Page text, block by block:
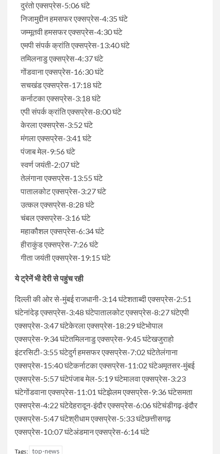
दुरंतो एक्सप्रेस-5:06 घंटे
निजामुद्दीन हमसफर एक्सप्रेस-4:35 घंटे
जम्मूतवी हमसफर एक्सप्रेस-4:30 घंटे
एमपी संपर्क क्रांति एक्सप्रेस-13:40 घंटे
तमिलनाडु एक्सप्रेस-4:37 घंटे
गोंडवाना एक्सप्रेस-16:30 घंटे
सचखंड एक्सप्रेस-17:18 घंटे
कर्नाटका एक्सप्रेस-3:18 घंटे
एपी संपर्क क्रांति एक्सप्रेस-8:00 घंटे
केरला एक्सप्रेस-3:52 घंटे
मंगला एक्सप्रेस-3:41 घंटे
पंजाब मेल-9:56 घंटे
स्वर्ण जयंती-2:07 घंटे
तेलंगाना एक्सप्रेस-13:55 घंटे
पातालकोट एक्सप्रेस-3:27 घंटे
उत्कल एक्सप्रेस-8:28 घंटे
चंबल एक्सप्रेस-3:16 घंटे
महाकौशल एक्सप्रेस-6:34 घंटे
हीराकुंड एक्सप्रेस-7:26 घंटे
गीता जयंती एक्सप्रेस-19:15 घंटे
ये ट्रेनें भी देरी से पहुंच रही
दिल्ली की ओर से-मुंबई राजधानी-3:14 घंटेशताब्दी एक्सप्रेस-2:51
घंटेनांदेड़ एक्सप्रेस-3:48 घंटेपातालकोट एक्सप्रेस-8:27 घंटेएपी
एक्सप्रेस-3:47 घंटेकेरला एक्सप्रेस-18:29 घंटेभोपाल
एक्सप्रेस-9:34 घंटेतमिलनाडु एक्सप्रेस-9:45 घंटेखजुराहो
इंटरसिटी-3:55 घंटेदुर्ग हमसफर एक्सप्रेस-7:02 घंटेतेलंगाना
एक्सप्रेस-15:40 घंटेकर्नाटका एक्सप्रेस-11:02 घंटेअमृतसर-मुंबई
एक्सप्रेस-5:57 घंटेपंजाब मेल-5:19 घंटेमालवा एक्सप्रेस-3:23
घंटेगोंडवाना एक्सप्रेस-11:01 घंटेझेलम एक्सप्रेस-9:36 घंटेसमता
एक्सप्रेस-4:22 घंटेदेहरादून-इंदौर एक्सप्रेस-6:06 घंटेचंडीगढ़-इंदौर
एक्सप्रेस-5:47 घंटेश्रीधाम एक्सप्रेस-5:33 घंटेछत्तीसगढ़
एक्सप्रेस-10:07 घंटेअंडमान एक्सप्रेस-6:14 घंटे
Tags: top-news